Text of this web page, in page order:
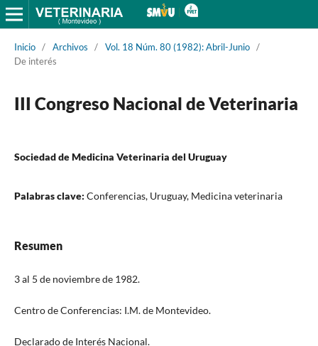
Inicio / Archivos / Vol. 18 Núm. 80 (1982): Abril-Junio /
De interés
III Congreso Nacional de Veterinaria
Sociedad de Medicina Veterinaria del Uruguay
Palabras clave: Conferencias, Uruguay, Medicina veterinaria
Resumen
3 al 5 de noviembre de 1982.
Centro de Conferencias: I.M. de Montevideo.
Declarado de Interés Nacional.